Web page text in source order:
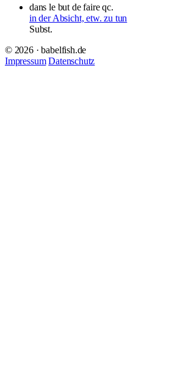
dans le but de faire qc.
in der Absicht, etw. zu tun
Subst.
© 2026 · babelfish.de
Impressum Datenschutz